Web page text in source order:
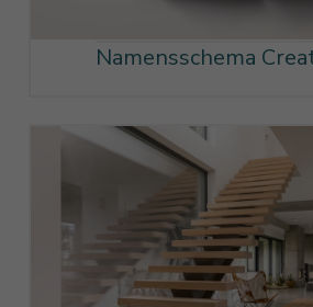
Namensschema